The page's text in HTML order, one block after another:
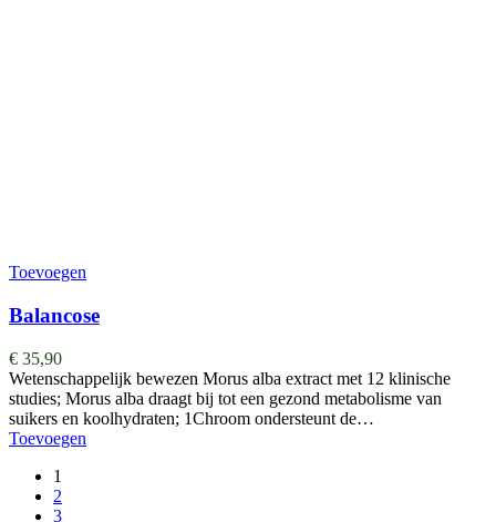
Toevoegen
Balancose
€ 35,90
Wetenschappelijk bewezen Morus alba extract met 12 klinische
studies; Morus alba draagt bij tot een gezond metabolisme van
suikers en koolhydraten; 1Chroom ondersteunt de…
Toevoegen
1
2
3